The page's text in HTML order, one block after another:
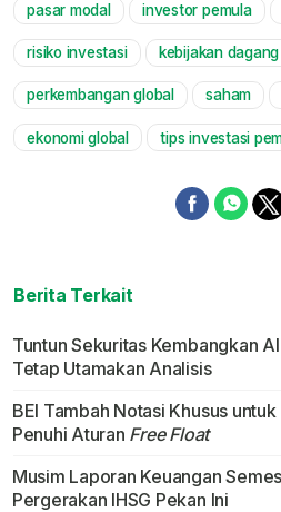
pasar modal investor pemula
risiko investasi kebijakan dagang
perkembangan global saham
ekonomi global tips investasi
Berita Terkait
Tuntun Sekuritas Kembangkan
Tetap Utamakan Analisis
BEI Tambah Notasi Khusus
Penuhi Aturan Free Float
Musim Laporan Keuangan
Pergerakan IHSG Pekan Ini